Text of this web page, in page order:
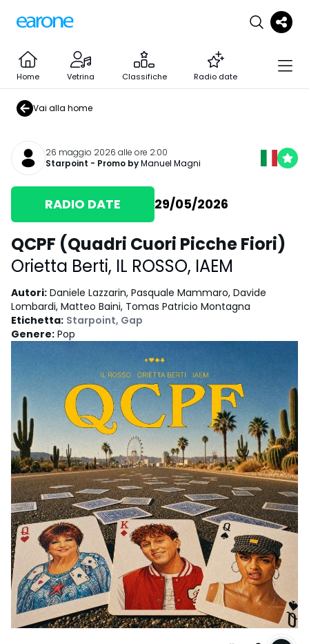
Home Vetrina Classifiche Radio date
Vai alla home
26 maggio 2026 alle ore 2:00
Starpoint - Promo byManuel Magni
RADIO DATE 29/05/2026
QCPF (Quadri Cuori Picche Fiori)
Orietta Berti, IL ROSSO, IAEM
Autori: Daniele Lazzarin, Pasquale Mammaro, Davide
Lombardi, Matteo Baini, Tomas Patricio Montagna
Etichetta: Starpoint, Gap
Genere: Pop